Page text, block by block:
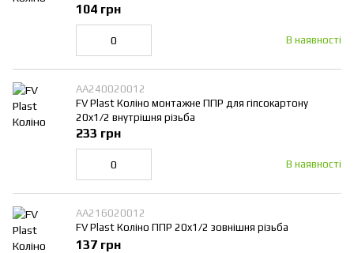
В наявності
104 грн
AA240020012
FV Plast Коліно монтажне ППР для гіпсокартону
20x1/2 внутрішня різьба
В наявності
233 грн
AA216020012
FV Plast Коліно ППР 20x1/2 зовнішня різьба
137 грн